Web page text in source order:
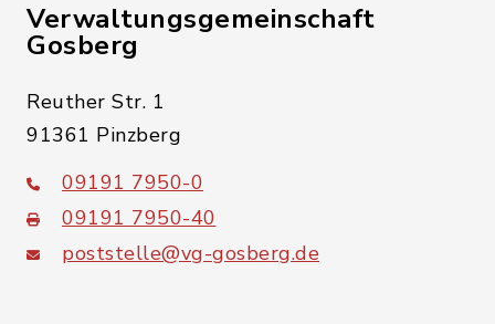
Verwaltungsgemeinschaft
Gosberg
Reuther Str. 1
91361 Pinzberg
09191 7950-0
09191 7950-40
poststelle@vg-gosberg.de